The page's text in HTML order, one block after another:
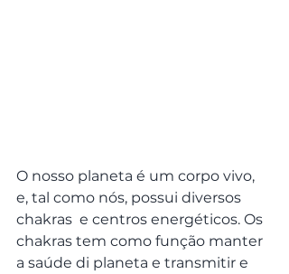
O nosso planeta é um corpo vivo,
e, tal como nós, possui diversos
chakras  e centros energéticos. Os
chakras tem como função manter
a saúde di planeta e transmitir e